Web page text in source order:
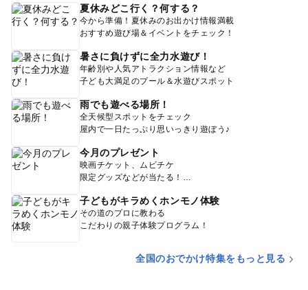
夏休みどこ行く？何する？
今から準備！夏休みのお出かけ情報満載
おすすめ遊び場＆イベントをチェック！
暑さに負けずに全力水遊び！
年齢別や人気アトラクション情報など
子ども大満足のプール＆水遊びスポット
雨でも遊べる場所！
全天候型スポットをチェック
屋内で一日たっぷり思いっきり遊ぼう♪
今月のプレゼント
映画チケット、ムビチケ
限定グッズなどが当たる！
子どもがキラめくホンモノ体験
その道のプロに教わる
こだわりの親子体験プログラム！
全国のおでかけ特集をもっと見る